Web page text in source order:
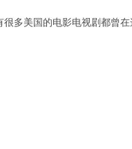
多美国的电影电视剧都曾在